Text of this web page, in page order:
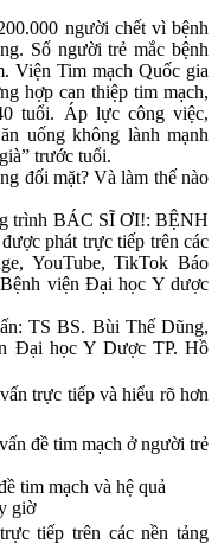
người chết vì bệnh
Số người trẻ mắc bệnh
Viện Tim mạch Quốc gia
hợp can thiệp tim mạch,
tuổi. Áp lực công việc,
uống không lành mạnh
trước tuổi.
đối mặt? Và làm thế nào
trình BÁC SĨ ƠI!: BỆNH
phát trực tiếp trên các
YouTube, TikTok Báo
viện Đại học Y dược
TS BS. Bùi Thế Dũng,
Đại học Y Dược TP. Hồ
trực tiếp và hiểu rõ hơn
đề tim mạch ở người trẻ
tim mạch và hệ quả
giờ
tiếp trên các nền tảng